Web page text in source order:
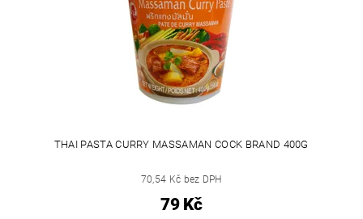
THAI PASTA CURRY MASSAMAN COCK BRAND 400G
70,54 Kč bez DPH
79 Kč